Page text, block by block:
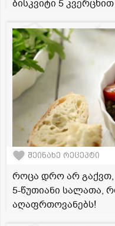
ბისკვიტი 5 კვერცხით
შეინახე რეცეპტი
როცა დრო არ გაქვთ,
5-წუთიანი სალათა,
აღაფრთოვანებს!